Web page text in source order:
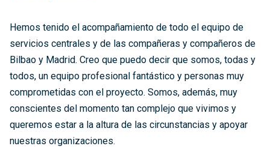
Hemos tenido el acompañamiento de todo el equipo de
servicios centrales y de las compañeras y compañeros de
Bilbao y Madrid. Creo que puedo decir que somos, todas y
todos, un equipo profesional fantástico y personas muy
comprometidas con el proyecto. Somos, además, muy
conscientes del momento tan complejo que vivimos y
queremos estar a la altura de las circunstancias y apoyar
nuestras organizaciones.